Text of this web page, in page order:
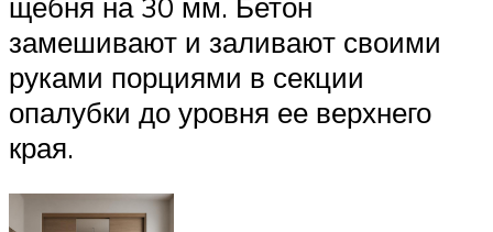
замешивают и заливают своими
руками порциями в секции
опалубки до уровня ее верхнего
края.